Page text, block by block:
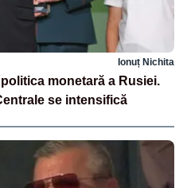
Ionuț Nichita
monetară a Rusiei.
se intensifică